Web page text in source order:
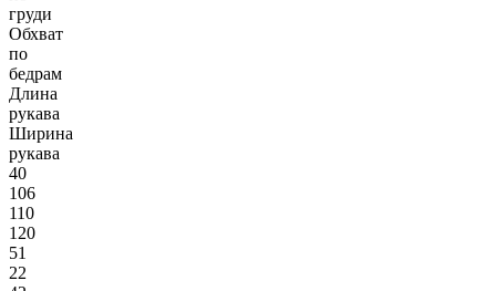
груди
Обхват
по
бедрам
Длина
рукава
Ширина
рукава
40
106
110
120
51
22